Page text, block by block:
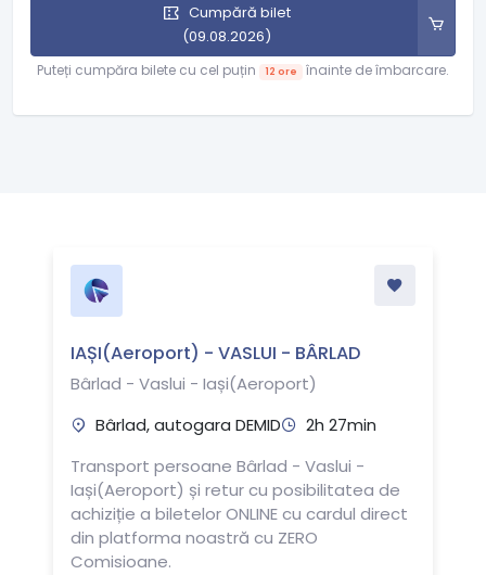
Cumpără bilet
(09.08.2026)
Puteți cumpăra bilete cu cel puțin 12 ore înainte de îmbarcare.
IAȘI(Aeroport) - VASLUI - BÂRLAD
Bârlad - Vaslui - Iași(Aeroport)
Bârlad, autogara DEMID
2h 27min
Transport persoane Bârlad - Vaslui -
Iași(Aeroport) și retur cu posibilitatea de
achiziție a biletelor ONLINE cu cardul direct
din platforma noastră cu ZERO
Comisioane.